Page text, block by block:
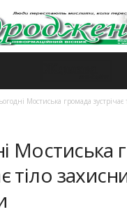
Мостиська громада
Мостиська
тіло